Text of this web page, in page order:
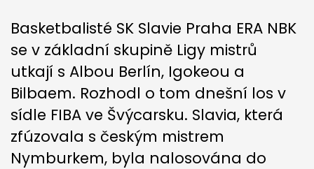
Basketbalisté SK Slavie Praha ERA NBK
se v základní skupině Ligy mistrů
utkají s Albou Berlín, Igokeou a
Bilbaem. Rozhodl o tom dnešní los v
sídle FIBA ve Švýcarsku. Slavia, která
zfúzovala s českým mistrem
Nymburkem, byla nalosována do